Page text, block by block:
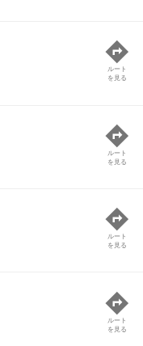
ルート
を見る
ルート
を見る
ルート
を見る
ルート
を見る